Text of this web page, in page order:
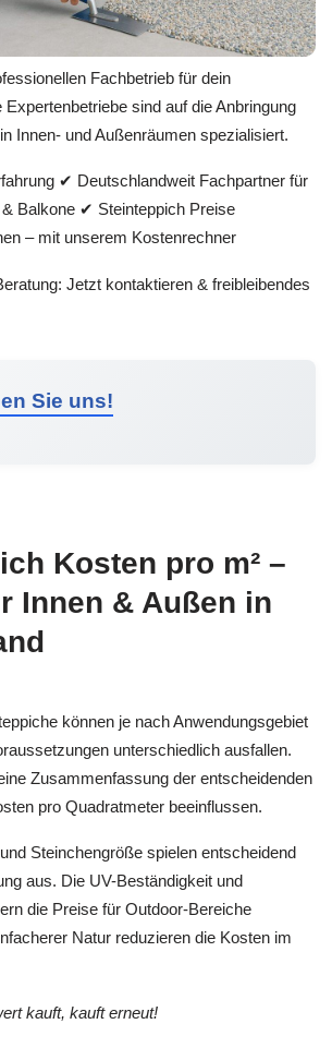
Fachbetrieb für dein
sind auf die Anbringung
Innen- und Außenräumen spezialisiert.
✔ Deutschlandweit Fachpartner für
Balkone ✔ Steinteppich Preise
– mit unserem Kostenrechner
Jetzt kontaktieren & freibleibendes
Sie uns!
Kosten pro m² –
Innen & Außen in
können je nach Anwendungsgebiet
unterschiedlich ausfallen.
Zusammenfassung der entscheidenden
pro Quadratmeter beeinflussen.
Steinchengröße spielen entscheidend
aus. Die UV-Beständigkeit und
die Preise für Outdoor-Bereiche
Natur reduzieren die Kosten im
kauft, kauft erneut!